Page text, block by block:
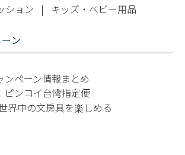
ション | キッズ・ベビー用品
ン
ペーン情報まとめ
ンコイ台湾指定便
中の文房具を楽しめる